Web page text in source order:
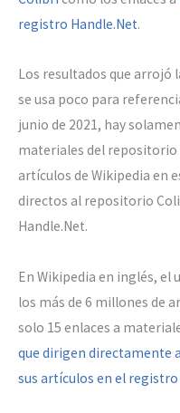
registro Handle.Net.
Los resultados que arrojó
se usa poco para
junio de 2021, hay
materiales del repositorio
artículos de Wikipedia en
directos al repositorio
Handle.Net.
En Wikipedia en inglés, el
los más de 6 millones de
solo 15 enlaces a
que dirigen directamente
sus artículos en el registro